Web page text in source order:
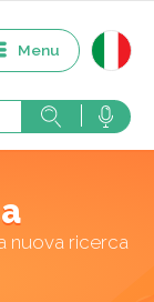
Menu
nuova ricerca